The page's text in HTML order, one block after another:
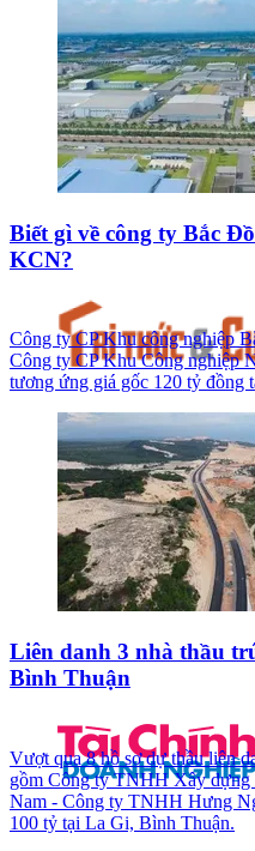
Biết gì về công ty Bắc
KCN?
Công ty CP Khu công nghiệp
Công ty CP Khu Công nghiệp
tương ứng giá gốc 120 tỷ đồng
Liên danh 3 nhà thầu
Bình Thuận
Vượt qua 8 hồ sơ dự thầu liên
gồm Công ty TNHH Xây
Nam - Công ty TNHH Hưng
100 tỷ tại La Gi, Bình Thuận.